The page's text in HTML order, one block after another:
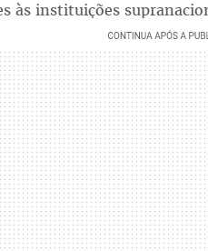
às instituições